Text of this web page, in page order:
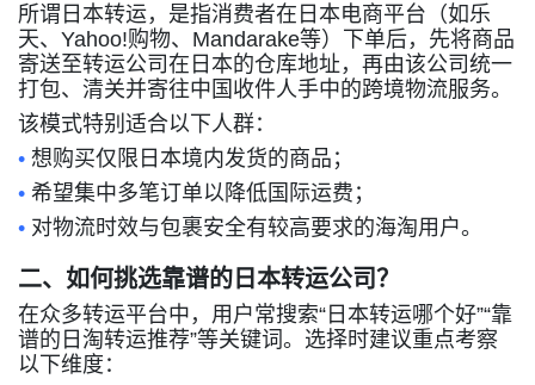
所谓日本转运，是指消费者在日本电商平台（如乐
天、 Yahoo!购物、 Mandarake等）下单后，先将商品
寄送至转运公司在日本的仓库地址，再由该公司统一
打包、清关并寄往中国收件人手中的跨境物流服务。
该模式特别适合以下人群：
• 想购买仅限日本境内发货的商品；
• 希望集中多笔订单以降低国际运费；
• 对物流时效与包裹安全有较高要求的海淘用户。
二、如何挑选靠谱的日本转运公司？
在众多转运平台中，用户常搜索“ 日本转运哪个好”“靠
谱的日淘转运推荐”等关键词。选择时建议重点考察
以下维度：